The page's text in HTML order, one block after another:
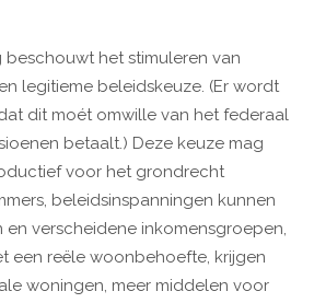
beschouwt het stimuleren van
legitieme beleidskeuze. (Er wordt
dit moét omwille van het federaal
betaalt.) Deze keuze mag
voor het grondrecht
beleidsinspanningen kunnen
verscheidene inkomensgroepen,
een reële woonbehoefte, krijgen
woningen, meer middelen voor